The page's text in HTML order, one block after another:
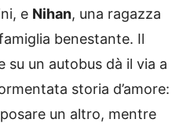
e Nihan, una ragazza
benestante. Il
su un autobus dà il via a
storia d’amore:
un altro, mentre